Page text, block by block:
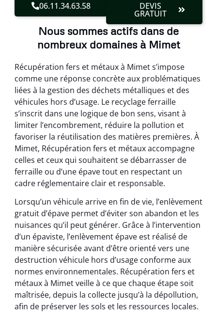
06.11.34.63.58 DEVIS
GRATUIT
Nous sommes actifs dans de
nombreux domaines à Mimet
Récupération fers et métaux à Mimet s’impose
comme une réponse concrète aux problématiques
liées à la gestion des déchets métalliques et des
véhicules hors d’usage. Le recyclage ferraille
s’inscrit dans une logique de bon sens, visant à
limiter l’encombrement, réduire la pollution et
favoriser la réutilisation des matières premières. À
Mimet, Récupération fers et métaux accompagne
celles et ceux qui souhaitent se débarrasser de
ferraille ou d’une épave tout en respectant un
cadre réglementaire clair et responsable.
Lorsqu’un véhicule arrive en fin de vie, l’enlèvement
gratuit d’épave permet d’éviter son abandon et les
nuisances qu’il peut générer. Grâce à l’intervention
d’un épaviste, l’enlèvement épave est réalisé de
manière sécurisée avant d’être orienté vers une
destruction véhicule hors d’usage conforme aux
normes environnementales. Récupération fers et
métaux à Mimet veille à ce que chaque étape soit
maîtrisée, depuis la collecte jusqu’à la dépollution,
afin de préserver les sols et les ressources locales.